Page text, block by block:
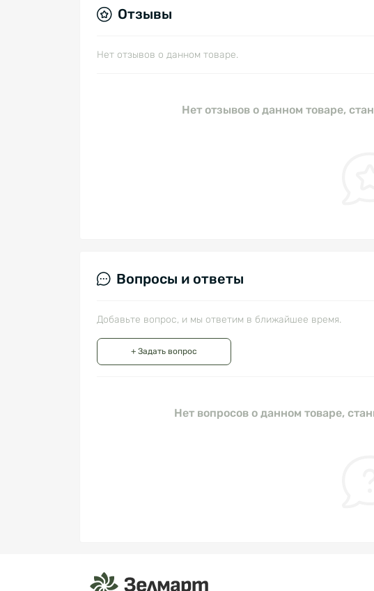
Отзывы
Нет отзывов о данном товаре.
Нет отзывов о данном товаре,
Вопросы и ответы
Добавьте вопрос, и мы ответим в ближайшее время.
+ Задать вопрос
Нет вопросов о данном товаре,